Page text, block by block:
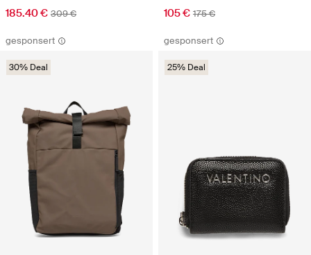
185.40 € 309 € 105 € 175 €
gesponsert
30% Deal
gesponsert
25% Deal